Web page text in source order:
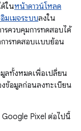
ในหน้าดาวน์โหลด
มเมจระบบลงใน
ควบคุมการทดสอบได้
การทดสอบแบบย้อน
ลทั้งหมดเพื่อเปลี่ยน
งข้อมูลก่อนลงทะเบียน
Pixel ต่อไปนี้